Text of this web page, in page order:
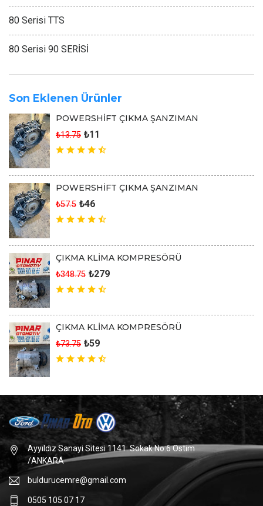
80 Serisi TTS
80 Serisi 90 SERİSİ
Son Eklenen Ürünler
POWERSHİFT ÇIKMA ŞANZIMAN
₺13.75 ₺11
POWERSHİFT ÇIKMA ŞANZIMAN
₺57.5 ₺46
ÇIKMA KLİMA KOMPRESÖRÜ
₺348.75 ₺279
ÇIKMA KLİMA KOMPRESÖRÜ
₺73.75 ₺59
Ayyıldız Sanayi Sitesi 1141. Sokak No:6 Ostim
/ANKARA
buldurucemre@gmail.com
0505 105 07 17